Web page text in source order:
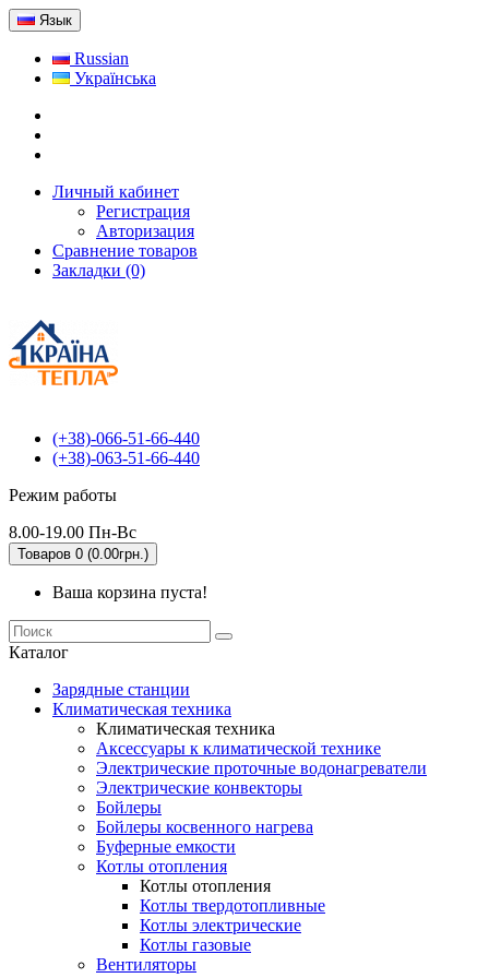
Язык
Russian
Українська
Личный кабинет
Регистрация
Авторизация
Сравнение товаров
Закладки (0)
(+38)-066-51-66-440
(+38)-063-51-66-440
Режим работы
8.00-19.00 Пн-Вс
Товаров 0 (0.00грн.)
Ваша корзина пуста!
Каталог
Зарядные станции
Климатическая техника
Климатическая техника
Аксессуары к климатической технике
Электрические проточные водонагреватели
Электрические конвекторы
Бойлеры
Бойлеры косвенного нагрева
Буферные емкости
Котлы отопления
Котлы отопления
Котлы твердотопливные
Котлы электрические
Котлы газовые
Вентиляторы